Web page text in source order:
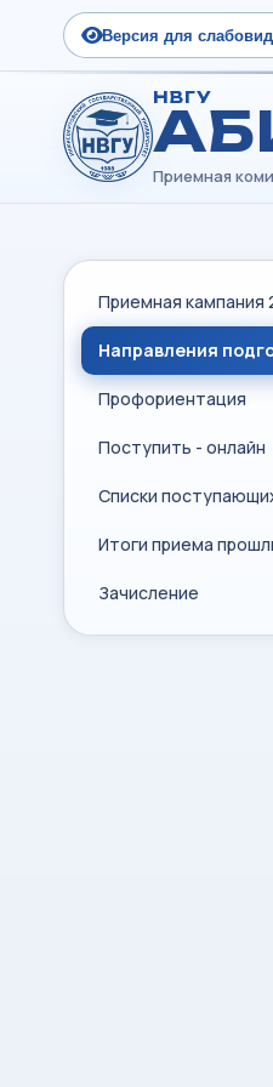
Версия для
НВГУ
Приемная кампания
Направления
Профориентация
Поступить - онлайн
Списки
Итоги приема
Зачисление